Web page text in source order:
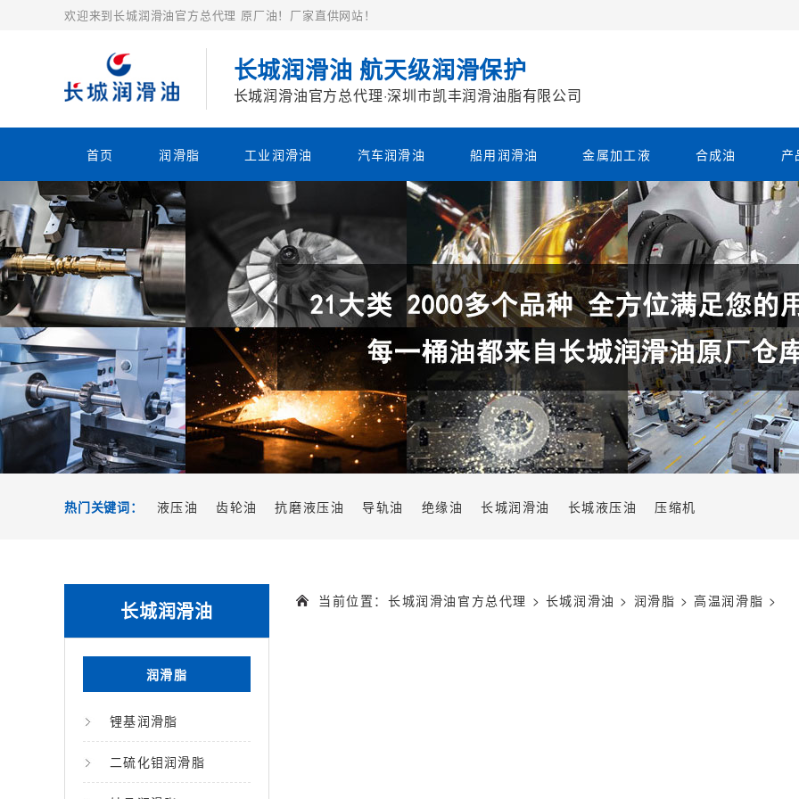
欢迎来到长城润滑油官方总代理 原厂油！厂家直供网站！
长城润滑油 航天级润滑保护
长城润滑油官方总代理·深圳市凯丰润滑油脂有限公司
首页 润滑脂 工业润滑油 汽车润滑油 船用润滑油 金属加工液 合成油 产
热门关键词： 液压油 齿轮油 抗磨液压油 导轨油 绝缘油 长城润滑油 长城液压油 压缩机
长城润滑油
润滑脂
锂基润滑脂
二硫化钼润滑脂
当前位置： 长城润滑油官方总代理 > 长城润滑油 > 润滑脂 >高温润滑脂 >